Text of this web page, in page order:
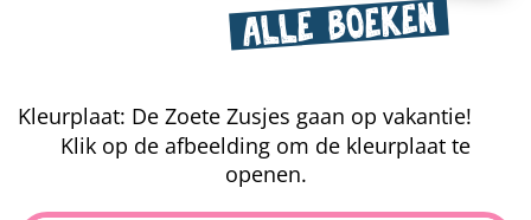
ALLE BOEKEN
Kleurplaat: De Zoete Zusjes gaan op vakantie!
Klik op de afbeelding om de kleurplaat te
openen.